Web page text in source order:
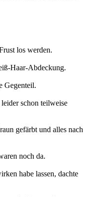
los werden.
Haar-Abdeckung.
Gegenteil.
schon teilweise
gefärbt und alles nach
noch da.
habe lassen, dachte